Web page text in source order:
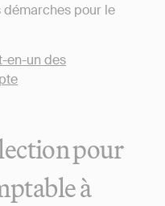
pour le
pour
à